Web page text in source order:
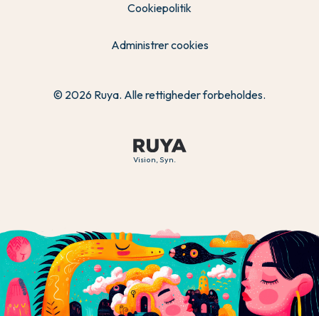
Vision, Syn.
Cookiepolitik
Administrer cookies
© 2026 Ruya. Alle rettigheder forbeholdes.